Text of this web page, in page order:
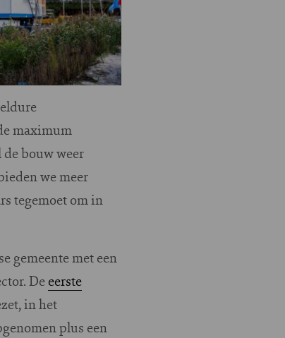
maximum
bouw weer
we meer
tegemoet om in
gemeente met een
De eerste
in het
plus een